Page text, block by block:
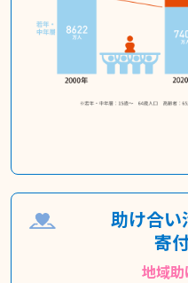
助け合い
寄
地域